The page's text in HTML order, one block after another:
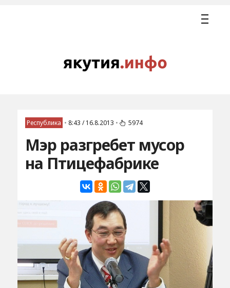
Республика • 8:43 / 16.8.2013 • 5974
Мэр разгребет мусор
на Птицефабрике